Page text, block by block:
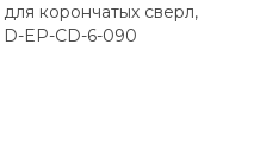
корончатых сверл,
D-EP-CD-6-090